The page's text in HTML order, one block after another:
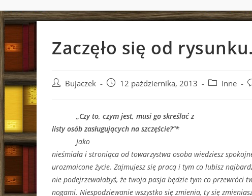
Zaczęło się od
Post Bujaczek
Post 12 października, 2013
Post Inne
„Czy to, czym jest, musi go skreślać z
listy osób zasługujących na szczęście?”*
Jako
nieśmiała i stroniąca od towarzystwa osoba wiedziesz
urozmaicone życie. Zajmujesz się pracą i tym co lubisz
nie podejrzewałabyś, że twoja pasja będzie tym co przewróci
nogami. Niespodziewanie wszystko się zmienia, ty się